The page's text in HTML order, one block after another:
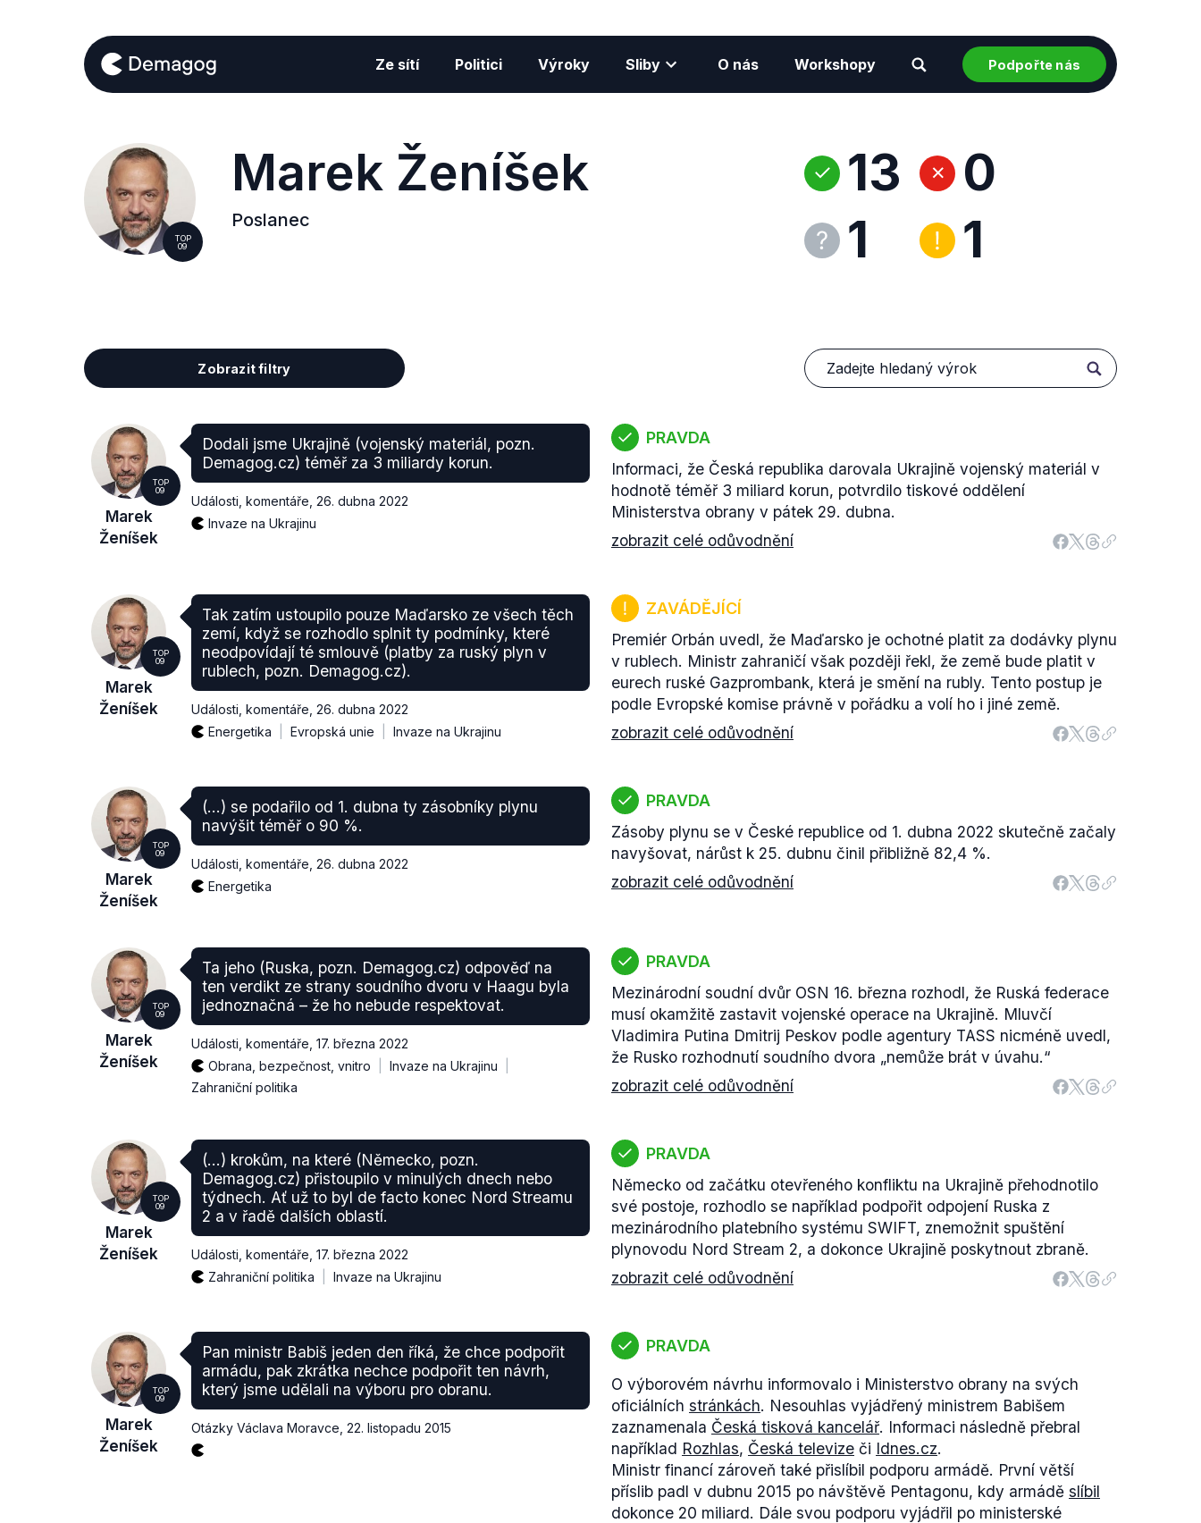
Ze sítí Politici Výroky Sliby O nás Workshopy Podpořte nás
TOP
09
Marek Ženíšek
Poslanec
13
1
0
1
Zobrazit filtry
TOP
09
Marek
Ženíšek
Dodali jsme Ukrajině (vojenský materiál, pozn.
Demagog.cz) téměř za 3 miliardy korun.
Události, komentáře 26. dubna 2022
Invaze na Ukrajinu
PRAVDA
Informaci, že Česká republika darovala Ukrajině vojenský materiál v
hodnotě téměř 3 miliard korun, potvrdilo tiskové oddělení
Ministerstva obrany v pátek 29. dubna.
zobrazit celé odůvodnění
TOP
09
Marek
Ženíšek
Tak zatím ustoupilo pouze Maďarsko ze všech těch
zemí, když se rozhodlo splnit ty podmínky, které
neodpovídají té smlouvě (platby za ruský plyn v
rublech, pozn. Demagog.cz).
Události, komentáře 26. dubna 2022
Energetika
Evropská unie Invaze na Ukrajinu
ZAVÁDĚJÍCÍ
Premiér Orbán uvedl, že Maďarsko je ochotné platit za dodávky plynu
v rublech. Ministr zahraničí však později řekl, že země bude platit v
eurech ruské Gazprombank, která je smění na rubly. Tento postup je
podle Evropské komise právně v pořádku a volí ho i jiné země.
zobrazit celé odůvodnění
TOP
09
Marek
Ženíšek
(...) se podařilo od 1. dubna ty zásobníky plynu
navýšit téměř o 90 %.
Události, komentáře 26. dubna 2022
Energetika
PRAVDA
Zásoby plynu se v České republice od 1. dubna 2022 skutečně začaly
navyšovat, nárůst k 25. dubnu činil přibližně 82,4 %.
zobrazit celé odůvodnění
TOP
09
Marek
Ženíšek
Ta jeho (Ruska, pozn. Demagog.cz) odpověď na
ten verdikt ze strany soudního dvoru v Haagu byla
jednoznačná – že ho nebude respektovat.
Události, komentáře 17. března 2022
Obrana, bezpečnost, vnitro
Invaze na Ukrajinu
Zahraniční politika
PRAVDA
Mezinárodní soudní dvůr OSN 16. března rozhodl, že Ruská federace
musí okamžitě zastavit vojenské operace na Ukrajině. Mluvčí
Vladimira Putina Dmitrij Peskov podle agentury TASS nicméně uvedl,
že Rusko rozhodnutí soudního dvora „nemůže brát v úvahu.“
zobrazit celé odůvodnění
TOP
09
Marek
Ženíšek
(...) krokům, na které (Německo, pozn.
Demagog.cz) přistoupilo v minulých dnech nebo
týdnech. Ať už to byl de facto konec Nord Streamu
2 a v řadě dalších oblastí.
Události, komentáře 17. března 2022
Zahraniční politika
Invaze na Ukrajinu
PRAVDA
Německo od začátku otevřeného konfliktu na Ukrajině přehodnotilo
své postoje, rozhodlo se například podpořit odpojení Ruska z
mezinárodního platebního systému SWIFT, znemožnit spuštění
plynovodu Nord Stream 2, a dokonce Ukrajině poskytnout zbraně.
zobrazit celé odůvodnění
TOP
09
Marek
Ženíšek
Pan ministr Babiš jeden den říká, že chce podpořit
armádu, pak zkrátka nechce podpořit ten návrh,
který jsme udělali na výboru pro obranu.
Otázky Václava Moravce 22. listopadu 2015
PRAVDA
O výborovém návrhu informovalo i Ministerstvo obrany na svých
oficiálních stránkách. Nesouhlas vyjádřený ministrem Babišem
zaznamenala Česká tisková kancelář. Informaci následně přebral
například Rozhlas, Česká televize či Idnes.cz.
Ministr financí zároveň také přislíbil podporu armádě. První větší
příslib padl v dubnu 2015 po návštěvě Pentagonu, kdy armádě slíbil
dokonce 20 miliard. Dále svou podporu vyjádřil po ministerské